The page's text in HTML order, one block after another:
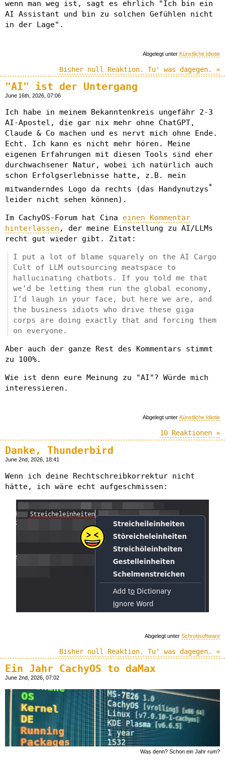
wenn man weg ist, sagt es ehrlich "Ich bin ein
AI Assistant und bin zu solchen Gefühlen nicht
in der Lage".
Abgelegt unter Künstliche Idiotie
Bisher null Reaktion. Tu' was dagegen. »
"AI" ist der Untergang
June 16th, 2026, 07:06
Ich habe in meinem Bekanntenkreis ungefähr 2-3
AI-Apostel, die gar nix mehr ohne ChatGPT,
Claude & Co machen und es nervt mich ohne Ende.
Echt. Ich kann es nicht mehr hören. Meine
eigenen Erfahrungen mit diesen Tools sind eher
durchwachsener Natur, wobei ich natürlich auch
schon Erfolgserlebnisse hatte, z.B. mein
mitwanderndes Logo da rechts (das Handynutzys*
leider nicht sehen können).
Im CachyOS-Forum hat Cina einen Kommentar
hinterlassen , der meine Einstellung zu AI/LLMs
recht gut wieder gibt. Zitat:
I put a lot of blame squarely on the AI Cargo
Cult of LLM outsourcing meatspace to
hallucinating chatbots. If you told me that
we’d be letting them run the global economy,
I’d laugh in your face, but here we are, and
the business idiots who drive these giga
corps are doing exactly that and forcing them
on everyone.
Aber auch der ganze Rest des Kommentars stimmt
zu 100%.
Wie ist denn eure Meinung zu "AI"? Würde mich
interessieren.
Abgelegt unter Künstliche Idiotie
10 Reaktionen »
Danke, Thunderbird
June 2nd, 2026, 18:41
Wenn ich deine Rechtschreibkorrektur nicht
hätte, ich wäre echt aufgeschmissen:
Abgelegt unter Schrottsoftware
Bisher null Reaktion. Tu' was dagegen. »
Ein Jahr CachyOS to daMax
June 2nd, 2026, 07:02
Was denn? Schon ein Jahr rum?